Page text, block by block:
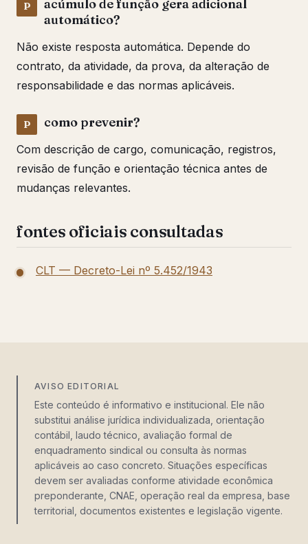
acúmulo de função gera adicional
automático?
Não existe resposta automática. Depende do
contrato, da atividade, da prova, da alteração de
responsabilidade e das normas aplicáveis.
como prevenir?
Com descrição de cargo, comunicação, registros,
revisão de função e orientação técnica antes de
mudanças relevantes.
fontes oficiais consultadas
CLT — Decreto-Lei nº 5.452/1943
AVISO EDITORIAL
Este conteúdo é informativo e institucional. Ele não
substitui análise jurídica individualizada, orientação
contábil, laudo técnico, avaliação formal de
enquadramento sindical ou consulta às normas
aplicáveis ao caso concreto. Situações específicas
devem ser avaliadas conforme atividade econômica
preponderante, CNAE, operação real da empresa, base
territorial, documentos existentes e legislação vigente.